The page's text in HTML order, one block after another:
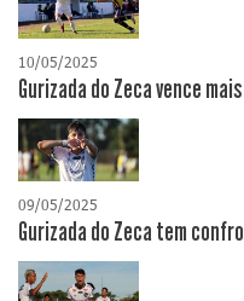
10/05/2025
Gurizada do Zeca vence
09/05/2025
Gurizada do Zeca tem